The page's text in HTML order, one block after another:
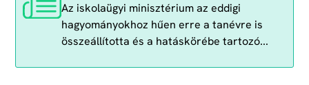
Az iskolaügyi minisztérium az eddigi
hagyományokhoz hűen erre a tanévre is
összeállította és a hatáskörébe tartozó...